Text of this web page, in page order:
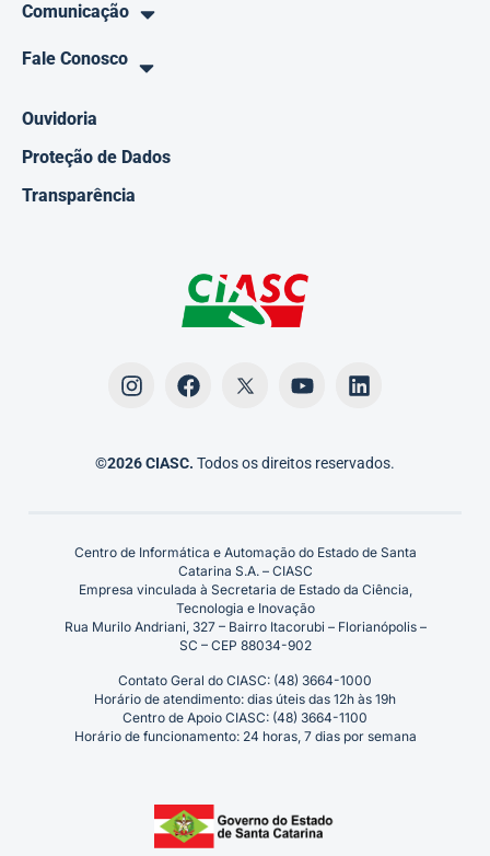
Comunicação
Fale Conosco
Ouvidoria
Proteção de Dados
Transparência
©2026 CIASC. Todos os direitos reservados.
Centro de Informática e Automação do Estado de Santa
Catarina S.A. – CIASC
Empresa vinculada à Secretaria de Estado da Ciência,
Tecnologia e Inovação
Rua Murilo Andriani, 327 – Bairro Itacorubi – Florianópolis –
SC – CEP 88034-902
Contato Geral do CIASC: (48) 3664-1000
Horário de atendimento: dias úteis das 12h às 19h
Centro de Apoio CIASC: (48) 3664-1100
Horário de funcionamento: 24 horas, 7 dias por semana